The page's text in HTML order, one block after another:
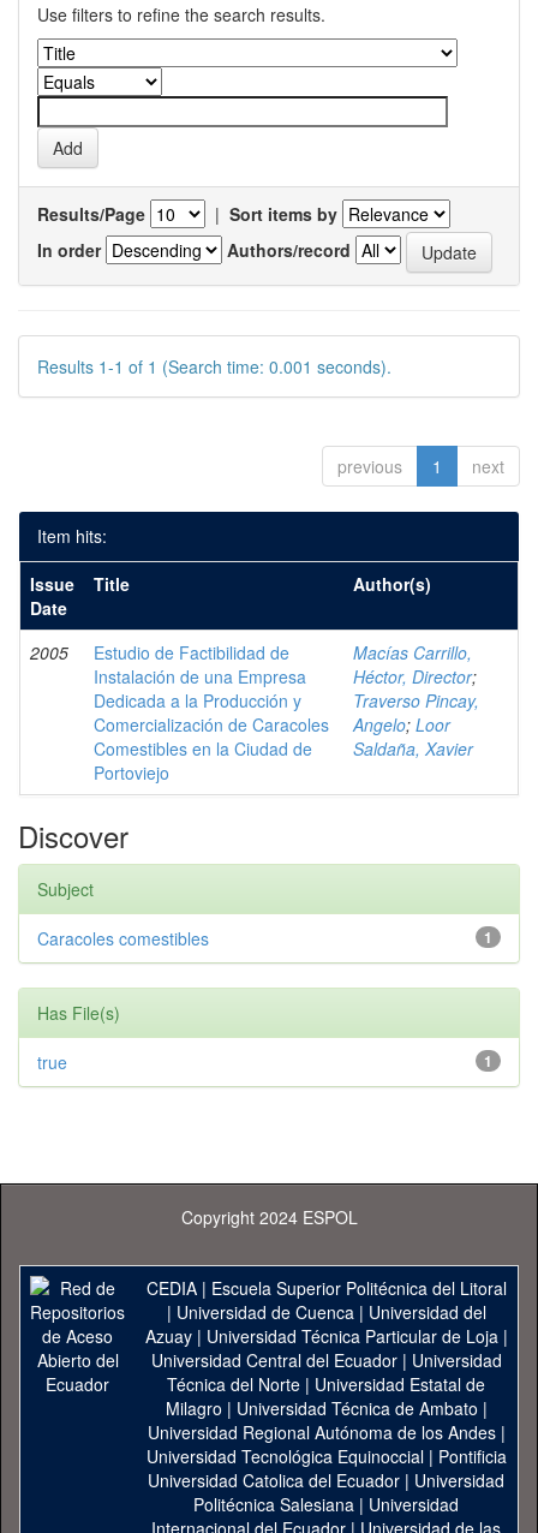
Use filters to refine the search results.
Results/Page | Sort items by
In order
Authors/record
Results 1-1 of 1 (Search time: 0.001 seconds).
previous 1 next
Item hits:
Issue
Date
Title Author(s)
2005
Estudio de Factibilidad de
Instalación de una Empresa
Dedicada a la Producción y
Comercialización de Caracoles
Comestibles en la Ciudad de
Portoviejo
Macías Carrillo,
Héctor, Director;
Traverso Pincay,
Angelo; Loor
Saldaña, Xavier
Discover
Subject
1
Caracoles comestibles
Has File(s)
1
true
Copyright 2024 ESPOL
CEDIA| Escuela Superior Politécnica del Litoral
| Universidad de Cuenca| Universidad del
Azuay| Universidad Técnica Particular de Loja|
Universidad Central del Ecuador| Universidad
Técnica del Norte | Universidad Estatal de
Milagro | Universidad Técnica de Ambato |
Universidad Regional Autónoma de los Andes|
Universidad Tecnológica Equinoccial| Pontificia
Universidad Catolica del Ecuador | Universidad
Politécnica Salesiana | Universidad
Internacional del Ecuador | Universidad de las